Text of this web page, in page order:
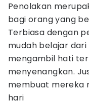
Penolakan
bagi orang yang
Terbiasa dengan
mudah belajar
mengambil hati
menyenangkan.
membuat mereka
hari